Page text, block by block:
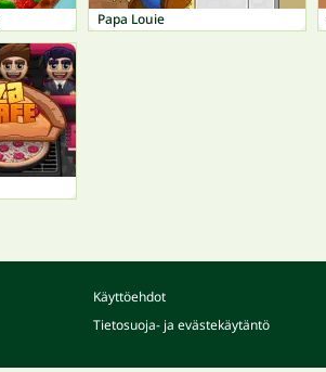
Papa Louie
Käyttöehdot
Tietosuoja- ja evästekäytäntö